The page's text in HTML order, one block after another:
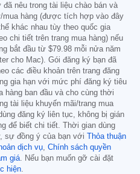
nêu trong tài liệu chào bán và
mua hàng (được tích hợp vào đây
khác nhau tùy theo quốc gia
chi tiết trên trang mua hàng) nếu
bắt đầu từ $79.98 mỗi nửa năm
cho Mac). Gói đăng ký bạn đã
các điều khoản trên trang đăng
gia hạn với mức phí đăng ký tiêu
hàng ban đầu và cho cùng thời
tài liệu khuyến mãi/trang mua
đăng ký liên tục, không bị gián
để biết chi tiết. Thời gian dùng
sự đồng ý của bạn với Thỏa thuận
dịch vụ Chính sách quyền
giá . Nếu bạn muốn gỡ cài đặt
hiện